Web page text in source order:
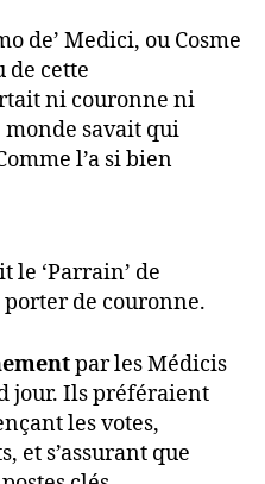
de’ Medici, ou Cosme
de cette
ni couronne ni
savait qui
l’a si bien
le ‘Parrain’ de
de couronne.
par les Médicis
jour. Ils préféraient
les votes,
et s’assurant que